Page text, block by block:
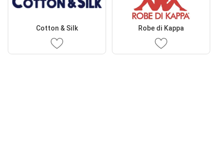
Cotton & Silk Robe di Kappa